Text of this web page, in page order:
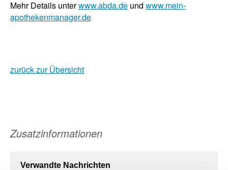
Mehr Details unterwww.abda.de und www.mein-
apothekenmanager.de
zurück zur Übersicht
Zusatzinformationen
Verwandte Nachrichten